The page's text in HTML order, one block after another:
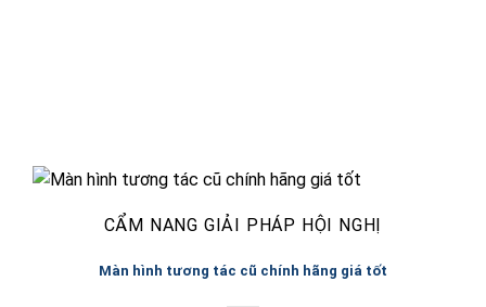
CẨM NANG GIẢI PHÁP HỘI NGHỊ
Màn hình tương tác cũ chính hãng giá tốt